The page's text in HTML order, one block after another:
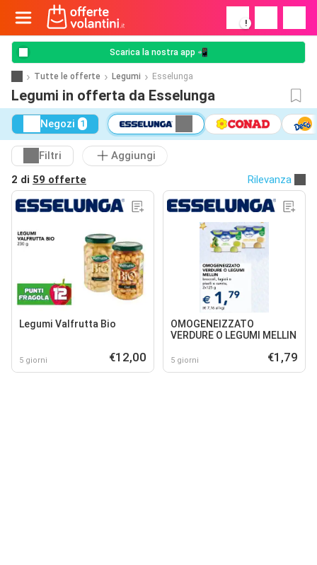
!
Scarica la nostra app 📲
Tutte le offerte Legumi Esselunga
Legumi in offerta da Esselunga
Negozi 1
Filtri
Aggiungi
2 di 59 offerte Rilevanza
Legumi Valfrutta Bio
5 giorni €12,00
OMOGENEIZZATO
VERDURE O LEGUMI MELLIN
5 giorni €1,79